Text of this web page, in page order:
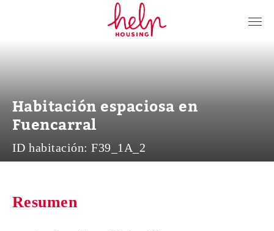
Log in
Habitación espaciosa en
Fuencarral
ID habitación:F39_1A_2
Resumen